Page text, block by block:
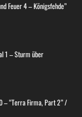
Feuer 4 – Königsfehde”
1 – Sturm über
– “Terra Firma, Part 2” /